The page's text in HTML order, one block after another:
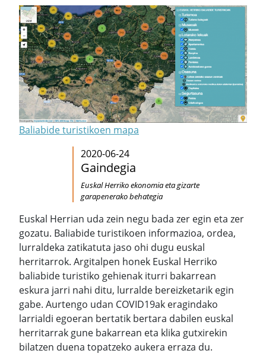
Baliabide turistikoen mapa
2020-06-24
Gaindegia
Euskal Herriko ekonomia eta gizarte
garapenerako behategia
Euskal Herrian uda zein negu bada zer egin eta zer
gozatu. Baliabide turistikoen informazioa, ordea,
lurraldeka zatikatuta jaso ohi dugu euskal
herritarrok. Argitalpen honek Euskal Herriko
baliabide turistiko gehienak iturri bakarrean
eskura jarri nahi ditu, lurralde bereizketarik egin
gabe. Aurtengo udan COVID19ak eragindako
larrialdi egoeran bertatik bertara dabilen euskal
herritarrak gune bakarrean eta klika gutxirekin
bilatzen duena topatzeko aukera erraza du.